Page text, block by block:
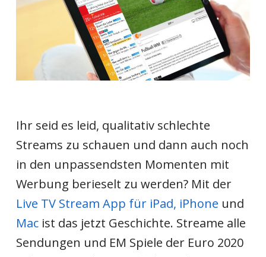
Ihr seid es leid, qualitativ schlechte
Streams zu schauen und dann auch noch
in den unpassendsten Momenten mit
Werbung berieselt zu werden? Mit der
Live TV Stream App für iPad, iPhone und
Macist das jetzt Geschichte. Streame alle
Sendungen und EM Spiele der Euro 2020